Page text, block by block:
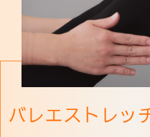
バレエストレッ